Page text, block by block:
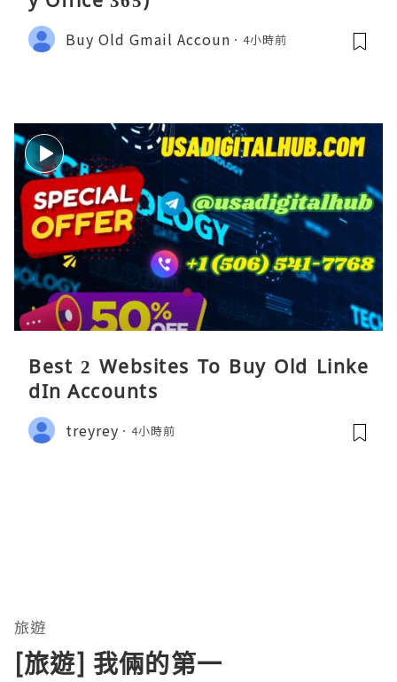
Buy Old Gmail Accoun 4小時前
Best 2 Websites To Buy Old Linke
dIn Accounts
treyrey 4小時前
旅遊
[旅遊] 我倆的第一